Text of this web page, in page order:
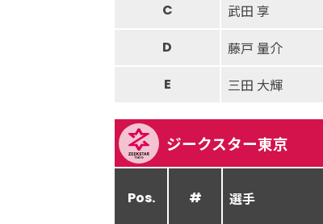
C 武田 享
D 藤戸 量介
E 三田 大輝
ジークスター東京
Pos. # 選手